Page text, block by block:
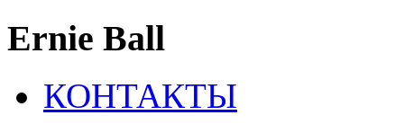
Ernie Ball
КОНТАКТЫ